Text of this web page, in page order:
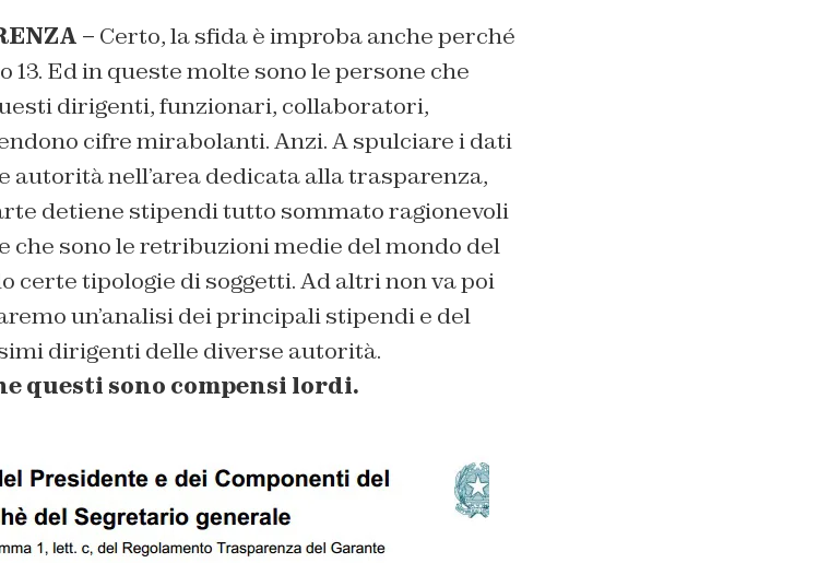
– Certo, la sfida è improba anche perché
13. Ed in queste molte sono le persone che
dirigenti, funzionari, collaboratori,
cifre mirabolanti. Anzi. A spulciare i dati
nell’area dedicata alla trasparenza,
detiene stipendi tutto sommato ragionevoli
che sono le retribuzioni medie del mondo del
certe tipologie di soggetti. Ad altri non va poi
un’analisi dei principali stipendi e del
dirigenti delle diverse autorità.
questi sono compensi lordi.